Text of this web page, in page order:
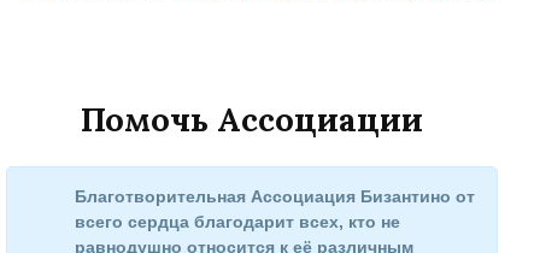
Помочь Ассоциации
Благотворительная Ассоциация Бизантино от
всего сердца благодарит всех, кто не
равнодушно относится к её различным